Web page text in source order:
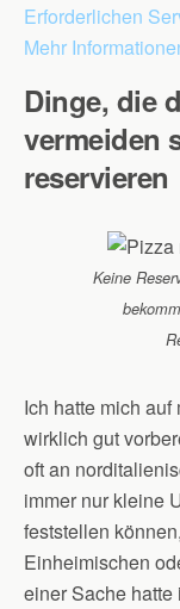
Erforderlichen
Mehr
Dinge, die
vermeiden
reservieren
Keine
Ich hatte mich
wirklich gut
oft an
immer nur kleine
feststellen
Einheimischen
einer Sache